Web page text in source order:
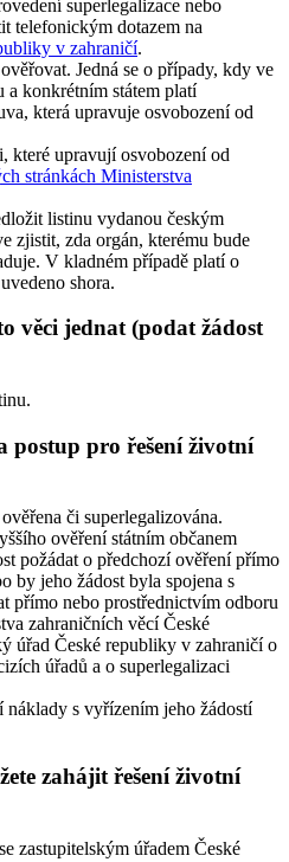
superlegalizace nebo
telefonickým dotazem na
v zahraničí.
Jedná se o případy, kdy ve
a konkrétním státem platí
která upravuje osvobození od
které upravují osvobození od
stránkách Ministerstva
listinu vydanou českým
zjistit, zda orgán, kterému bude
V kladném případě platí o
shora.
věci jednat (podat žádost
postup pro řešení životní
či superlegalizována.
ověření státním občanem
požádat o předchozí ověření přímo
by jeho žádost byla spojena s
přímo nebo prostřednictvím odboru
zahraničních věcí České
úřad České republiky v zahraničí o
úřadů a o superlegalizaci
náklady s vyřízením jeho žádostí
zahájit řešení životní
zastupitelským úřadem České